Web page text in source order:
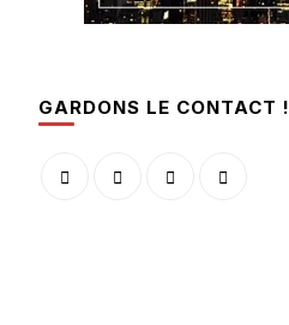
GARDONS LE CONTACT !